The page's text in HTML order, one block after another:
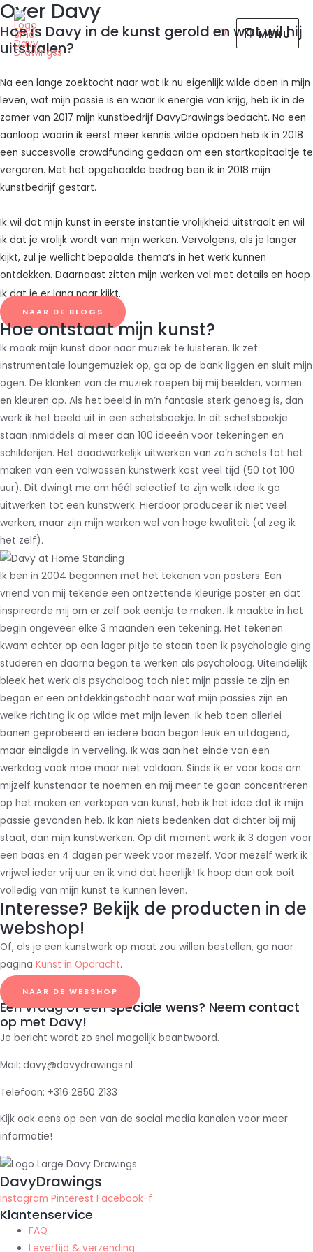
MENU
MENU
0
Over Davy
Hoe is Davy in de kunst gerold en wat wil hij
uitstralen?
Na een lange zoektocht naar wat ik nu eigenlijk wilde doen in mijn
leven, wat mijn passie is en waar ik energie van krijg, heb ik in de
zomer van 2017 mijn kunstbedrijf DavyDrawings bedacht. Na een
aanloop waarin ik eerst meer kennis wilde opdoen heb ik in 2018
een succesvolle crowdfunding gedaan om een startkapitaaltje te
vergaren. Met het opgehaalde bedrag ben ik in 2018 mijn
kunstbedrijf gestart.
Ik wil dat mijn kunst in eerste instantie vrolijkheid uitstraalt en wil
ik dat je vrolijk wordt van mijn werken. Vervolgens, als je langer
kijkt, zul je wellicht bepaalde thema’s in het werk kunnen
ontdekken. Daarnaast zitten mijn werken vol met details en hoop
ik dat je er lang naar kijkt.
NAAR DE BLOGS
Hoe ontstaat mijn kunst?
Ik maak mijn kunst door naar muziek te luisteren. Ik zet
instrumentale loungemuziek op, ga op de bank liggen en sluit mijn
ogen. De klanken van de muziek roepen bij mij beelden, vormen
en kleuren op. Als het beeld in m’n fantasie sterk genoeg is, dan
werk ik het beeld uit in een schetsboekje. In dit schetsboekje
staan inmiddels al meer dan 100 ideeën voor tekeningen en
schilderijen. Het daadwerkelijk uitwerken van zo’n schets tot het
maken van een volwassen kunstwerk kost veel tijd (50 tot 100
uur). Dit dwingt me om héél selectief te zijn welk idee ik ga
uitwerken tot een kunstwerk. Hierdoor produceer ik niet veel
werken, maar zijn mijn werken wel van hoge kwaliteit (al zeg ik
het zelf).
Ik ben in 2004 begonnen met het tekenen van posters. Een
vriend van mij tekende een ontzettende kleurige poster en dat
inspireerde mij om er zelf ook eentje te maken. Ik maakte in het
begin ongeveer elke 3 maanden een tekening. Het tekenen
kwam echter op een lager pitje te staan toen ik psychologie ging
studeren en daarna begon te werken als psycholoog. Uiteindelijk
bleek het werk als psycholoog toch niet mijn passie te zijn en
begon er een ontdekkingstocht naar wat mijn passies zijn en
welke richting ik op wilde met mijn leven. Ik heb toen allerlei
banen geprobeerd en iedere baan begon leuk en uitdagend,
maar eindigde in verveling. Ik was aan het einde van een
werkdag vaak moe maar niet voldaan. Sinds ik er voor koos om
mijzelf kunstenaar te noemen en mij meer te gaan concentreren
op het maken en verkopen van kunst, heb ik het idee dat ik mijn
passie gevonden heb. Ik kan niets bedenken dat dichter bij mij
staat, dan mijn kunstwerken. Op dit moment werk ik 3 dagen voor
een baas en 4 dagen per week voor mezelf. Voor mezelf werk ik
vrijwel ieder vrij uur en ik vind dat heerlijk! Ik hoop dan ook ooit
volledig van mijn kunst te kunnen leven.
Interesse? Bekijk de producten in de
webshop!
Of, als je een kunstwerk op maat zou willen bestellen, ga naar
pagina Kunst in Opdracht.
NAAR DE WEBSHOP
Een vraag of een speciale wens? Neem contact
op met Davy!
Je bericht wordt zo snel mogelijk beantwoord.
Mail: davy@davydrawings.nl
Telefoon: +316 2850 2133
Kijk ook eens op een van de social media kanalen voor meer
informatie!
DavyDrawings
Instagram Pinterest Facebook-f
Klantenservice
FAQ
Levertijd & verzending